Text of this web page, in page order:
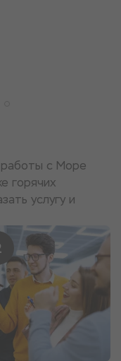
с Море
горячих
услугу и